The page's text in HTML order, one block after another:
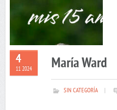
4
11 2024 María Ward
SIN CATEGORÍA